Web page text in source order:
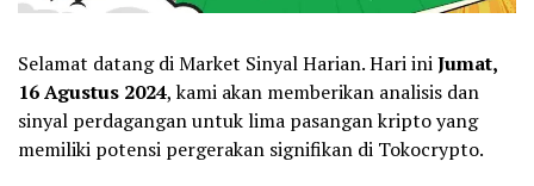
Selamat datang di Market Sinyal Harian. Hari iniJumat,
16 Agustus 2024, kami akan memberikan analisis dan
sinyal perdagangan untuk lima pasangan kripto yang
memiliki potensi pergerakan signifikan di Tokocrypto.